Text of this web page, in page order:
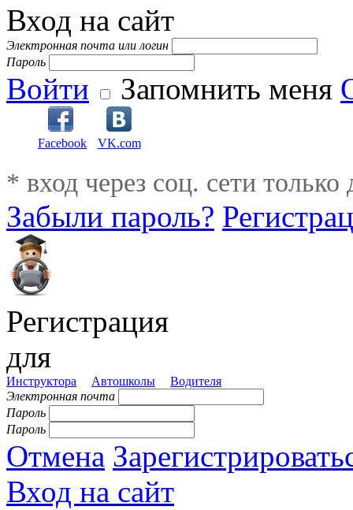
Вход на сайт
Электронная почта или логин
Пароль
Войти Запомнить меня
Facebook VK.com
* вход через соц. сети
Забыли пароль?
Регистрация
для
Инструктора Автошколы
Водителя
Электронная почта
Пароль
Пароль
Отмена
Вход на сайт